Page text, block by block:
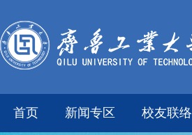
首页 新闻专区 校友联络